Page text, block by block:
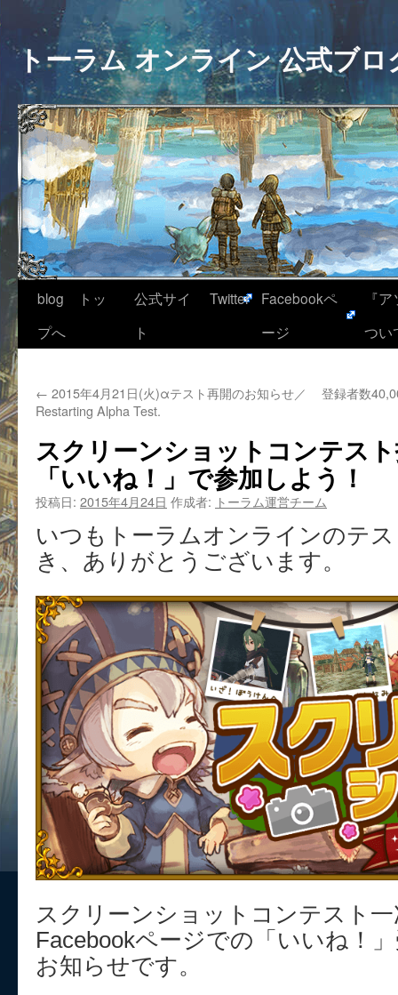
トーラム オンライン 公式ブロ
blog トッ
プへ
公式サイ
ト
Twitter
Facebookペ
ージ
『
つい
← 2015年4月21日(火)αテスト再開のお知らせ／
Restarting Alpha Test.
登録者数
スクリーンショットコンテス
「いいね！」で参加しよう！
投稿日: 2015年4月24日 作成者: トーラム運営チーム
いつもトーラムオンラインのテ
き、ありがとうございます。
スクリーンショットコンテスト
Facebookページでの「いいね！
お知らせです。